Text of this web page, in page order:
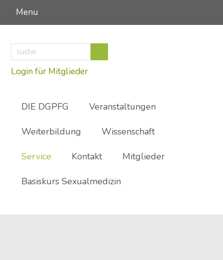
Menu
Suche
Login für Mitglieder
DIE DGPFG Veranstaltungen
Weiterbildung Wissenschaft
Service Kontakt Mitglieder
Basiskurs Sexualmedizin